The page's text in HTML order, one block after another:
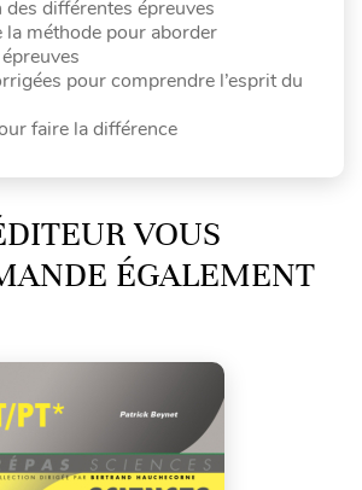
différentes épreuves
la méthode pour aborder
pour comprendre l’esprit du
faire la différence
VOUS
ÉGALEMENT